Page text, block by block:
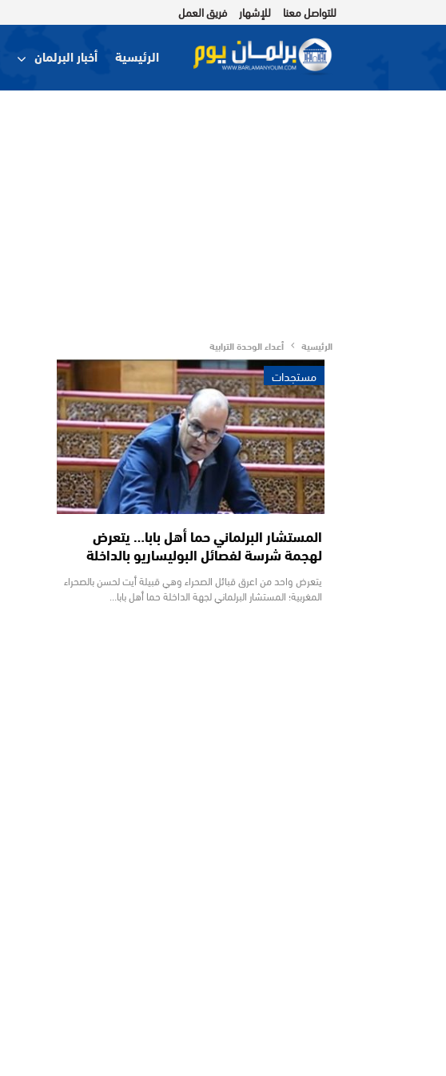
للتواصل معنا للإشهار فريق العمل
الرئيسية أخبار البرلمان
الرئيسية أعداء الوحدة الترابية
مستجدات
المستشار البرلماني حما أهل بابا… يتعرض
لهجمة شرسة لفصائل البوليساريو بالداخلة
يتعرض واحد من اعرق قبائل الصحراء وهي قبيلة أيت لحسن بالصحراء
المغربية؛ المستشار البرلماني لجهة الداخلة حما أهل بابا…